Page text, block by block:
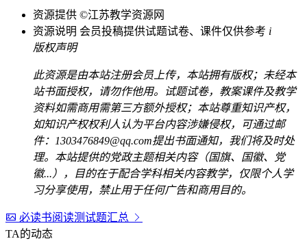
资源提供 ©江苏教学资源网
资源说明 会员投稿提供试题试卷、课件仅供参考 i
版权声明
此资源是由本站注册会员上传，本站拥有版权；未经本
站书面授权，请勿作他用。试题试卷，教案课件及教学
资料如需商用需第三方额外授权；本站尊重知识产权，
如知识产权权利人认为平台内容涉嫌侵权，可通过邮
件：1303476849@qq.com提出书面通知，我们将及时处
理。本站提供的党政主题相关内容（国旗、国徽、党
徽...），目的在于配合学科相关内容教学，仅限个人学
习分享使用，禁止用于任何广告和商用目的。
必读书阅读测试题汇总
TA的动态